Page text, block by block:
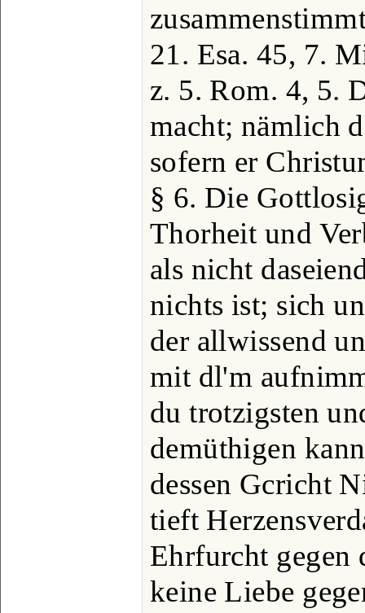
21. Esa. 45, 7.
z. 5. Rom. 4, 5.
macht; nämlich
sofern er
§ 6. Die
Thorheit und
als nicht
nichts ist; sich
der allwissend
mit dl'm
du trotzigsten
demüthigen
dessen Gcricht
tieft
Ehrfurcht gegen
keine Liebe